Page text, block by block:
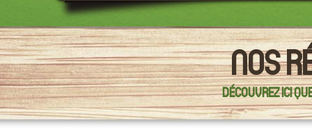
NOS
DÉCOUVREZ ICI